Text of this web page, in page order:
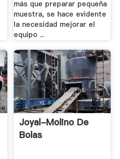
más que preparar pequeña
muestra, se hace evidente
la necesidad mejorar el
equipo ...
Joyal-Molino De
Bolas